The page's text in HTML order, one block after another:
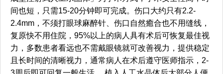
间也短，只需15-20分钟即可完成。伤口大约只有2.2-
2.4mm，不须打眼球麻醉针、伤口自然癒合也不用缝线，
复原快不用住院，95%以上的病人具有术后可恢复最佳视
力，多数患者看远也不需戴眼镜就可改善视力，提供稳定
且长时间的清晰视力，通常病人在术后遵守医师指示，2-